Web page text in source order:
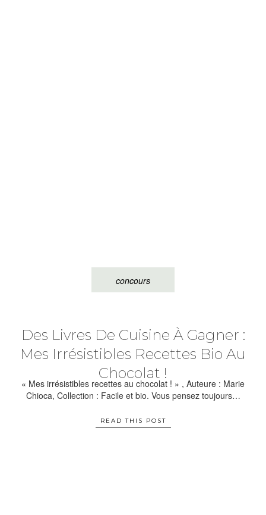
concours
Des Livres De Cuisine À Gagner :
Mes Irrésistibles Recettes Bio Au
Chocolat !
« Mes irrésistibles recettes au chocolat ! » , Auteure : Marie
Chioca, Collection : Facile et bio. Vous pensez toujours…
READ THIS POST